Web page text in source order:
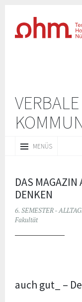
VERBALE
MENÜS
INHALT
DAS MAGAZIN
DENKEN
6. SEMESTER -
Fakultät
auch gut_ –